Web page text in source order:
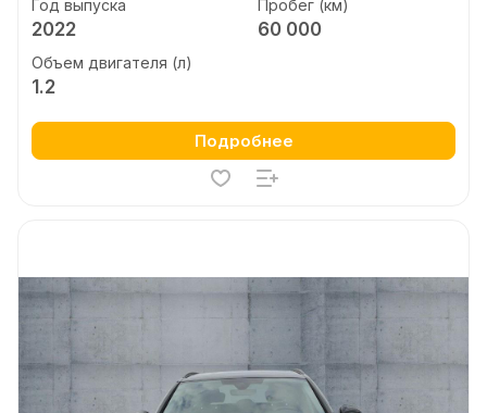
Год выпуска
2022
Пробег (км)
60 000
Объем двигателя (л)
1.2
Подробнее